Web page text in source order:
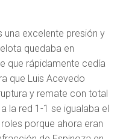
una excelente presión y
quedaba en
que rápidamente cedía
que Luis Acevedo
y remate con total
la red 1-1 se igualaba el
porque ahora eran